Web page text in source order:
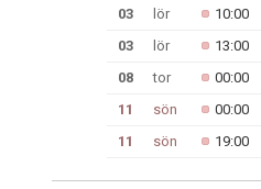
03
lör 10:00
03
lör 13:00
08
tor 00:00
11
sön 00:00
11
sön 19:00